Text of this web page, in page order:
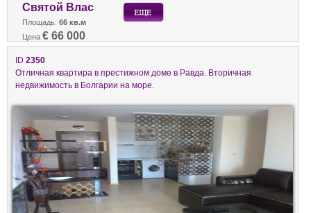
Святой Влас
Площадь: 66 кв.м
Цена € 66 000
ID 2350
Отличная квартира в престижном доме в Равда. Вторичная
недвижимость в Болгарии на море.